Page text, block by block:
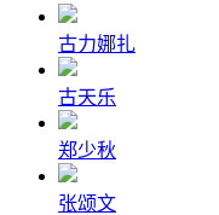
古力娜扎
古天乐
郑少秋
张颂文